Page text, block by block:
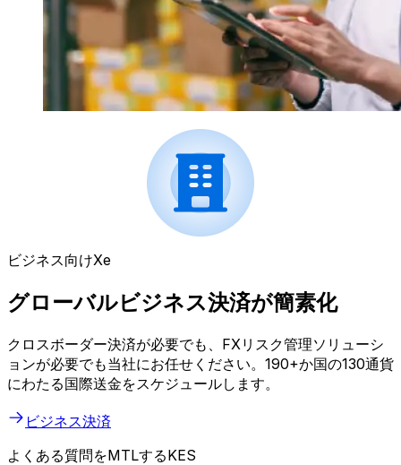
ビジネス向けXe
グローバルビジネス決済が簡素化
クロスボーダー決済が必要でも、FXリスク管理ソリューシ
ョンが必要でも当社にお任せください。190+か国の130通貨
にわたる国際送金をスケジュールします。
ビジネス決済
よくある質問をMTLするKES